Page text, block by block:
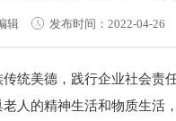
辑 发布时间：2022-04-26
统美德，践行企业社会责
人的精神生活和物质生活